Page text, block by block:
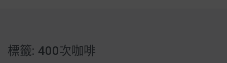
星巴克都用 OATLY 泡咖啡？市售燕麥奶大剖
標籤: 400次咖啡